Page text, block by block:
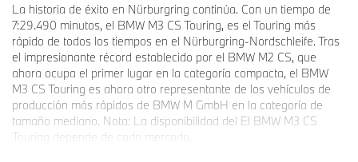
La historia de éxito en Nürburgring continúa. Con un tiempo de
7:29.490 minutos, el BMW M3 CS Touring, es el Touring más
rápido de todos los tiempos en el Nürburgring-Nordschleife. Tras
el impresionante récord establecido por el BMW M2 CS, que
ahora ocupa el primer lugar en la categoría compacta, el BMW
M3 CS Touring es ahora otro representante de los vehículos de
producción más rápidos de BMW M GmbH en la categoría de
tamaño mediano. Nota: La disponibilidad del El BMW M3 CS
Touring depende de cada mercado.